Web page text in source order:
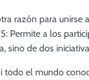
razón para unirse
Permite a los
sino de dos
todo el mundo